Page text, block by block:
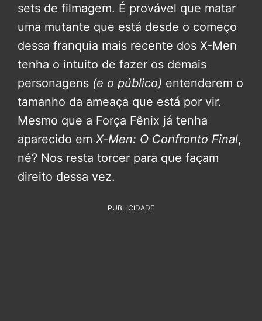
sets de filmagem. É provável que matar
uma mutante que está desde o começo
dessa franquia mais recente dos X-Men
tenha o intuito de fazer os demais
personagens (e o público) entenderem o
tamanho da ameaça que está por vir.
Mesmo que a Força Fênix já tenha
aparecido em X-Men: O Confronto Final,
né? Nos resta torcer para que façam
direito dessa vez.
PUBLICIDADE